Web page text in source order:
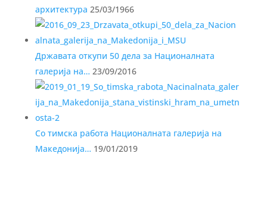
архитектура 25/03/1966
Државата откупи 50 дела за Националната
галерија на… 23/09/2016
Со тимска работа Националната галерија на
Македонија… 19/01/2019